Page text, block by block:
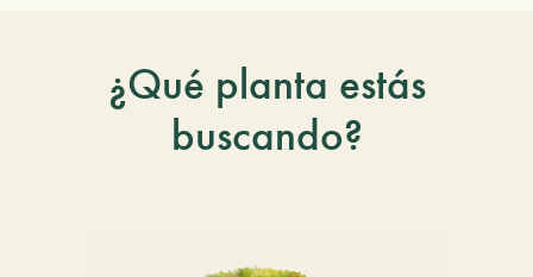
¿Qué planta estás
buscando?